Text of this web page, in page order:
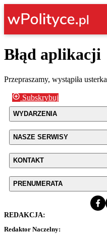
Błąd aplikacji
Przepraszamy, wystąpiła
Subskrybuj
WYDARZENIA
NASZE SERWISY
KONTAKT
PRENUMERATA
REDAKCJA:
Redaktor Naczelny: